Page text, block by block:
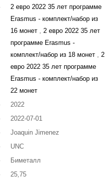
2 евро 2022 35 лет программе
Erasmus - комплект/набор из
16 монет , 2 евро 2022 35 лет
программе Erasmus -
комплект/набор из 18 монет , 2
евро 2022 35 лет программе
Erasmus - комплект/набор из
22 монет
2022
2022-07-01
Joaquin Jimenez
UNC
Биметалл
25,75